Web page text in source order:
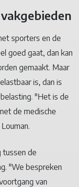
sporters en de
goed gaat, dan kan
gemaakt. Maar
is, dan is
"Het is de
de medische
tussen de
"We bespreken
van